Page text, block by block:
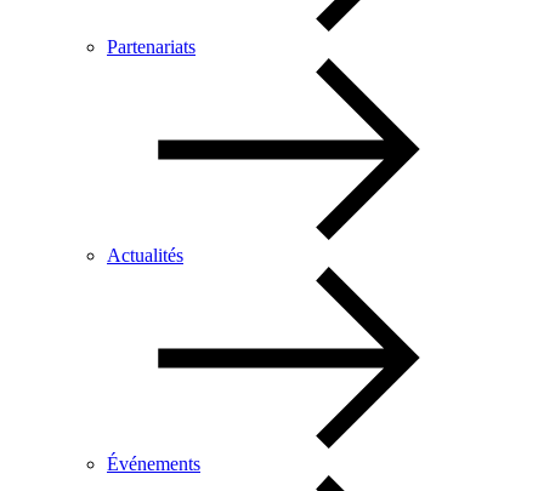
Partenariats
Actualités
Événements